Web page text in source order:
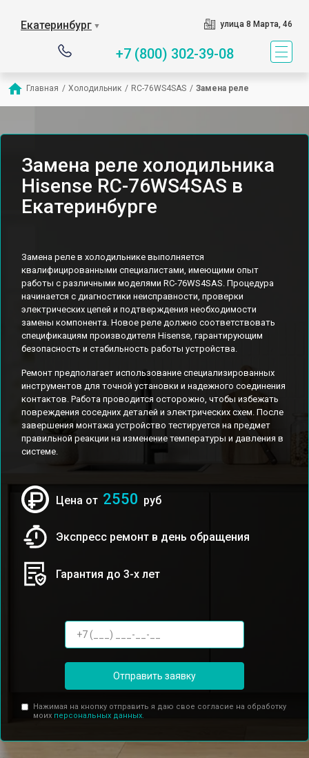
Екатеринбург ▼ улица 8 Марта, 46
+7 (800) 302-39-08
Главная / Холодильник / RС-76WS4SAS / Замена реле
Замена реле холодильника
Hisense RС-76WS4SAS в
Екатеринбурге
Замена реле в холодильнике выполняется
квалифицированными специалистами, имеющими опыт
работы с различными моделями RС-76WS4SAS. Процедура
начинается с диагностики неисправности, проверки
электрических цепей и подтверждения необходимости
замены компонента. Новое реле должно соответствовать
спецификациям производителя Hisense, гарантирующим
безопасность и стабильность работы устройства.
Ремонт предполагает использование специализированных
инструментов для точной установки и надежного соединения
контактов. Работа проводится осторожно, чтобы избежать
повреждения соседних деталей и электрических схем. После
завершения монтажа устройство тестируется на предмет
правильной реакции на изменение температуры и давления в
системе.
Цена от 2550 руб
Экспресс ремонт в день обращения
Гарантия до 3-х лет
Отправить заявку
Нажимая на кнопку отправить я даю свое согласие на обработку
моих персональных данных.